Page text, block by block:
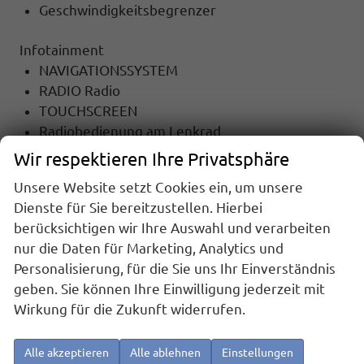
Geschwindigkeitsbegrenzer
Infotainment
NAVIGATIONSSYSTEM
RADIO Radio
TOUCHSCREEN
Radiobedienung am Lenkrad
MP3-Wiedergabe
USB-Anschluss
Freisprecheinrichtung
Bluetooth
Sprachsteuerung
Security & Service Onlinedienst
Guide & Inform Onlinedienst
6x Airbag
Wir respektieren Ihre Privatsphäre
Unsere Website setzt Cookies ein, um unsere
Dienste für Sie bereitzustellen. Hierbei
berücksichtigen wir Ihre Auswahl und verarbeiten
nur die Daten für Marketing, Analytics und
Personalisierung, für die Sie uns Ihr Einverständnis
geben. Sie können Ihre Einwilligung jederzeit mit
Wirkung für die Zukunft widerrufen.
Alle akzeptieren Alle ablehnen Einstellungen